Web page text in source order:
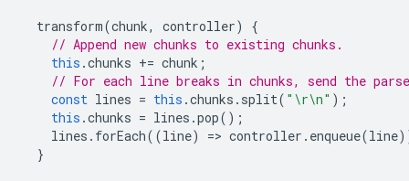
transform(chunk, controller)
{
// Append new chunks to existing chunks.
this .chunks += chunk ;
// For each line breaks in chunks, send the
const lines = this .chunks . split( "\r\n" );
this .chunks = lines .pop();
lines . forEach((line) => controller . enqueue(line
}